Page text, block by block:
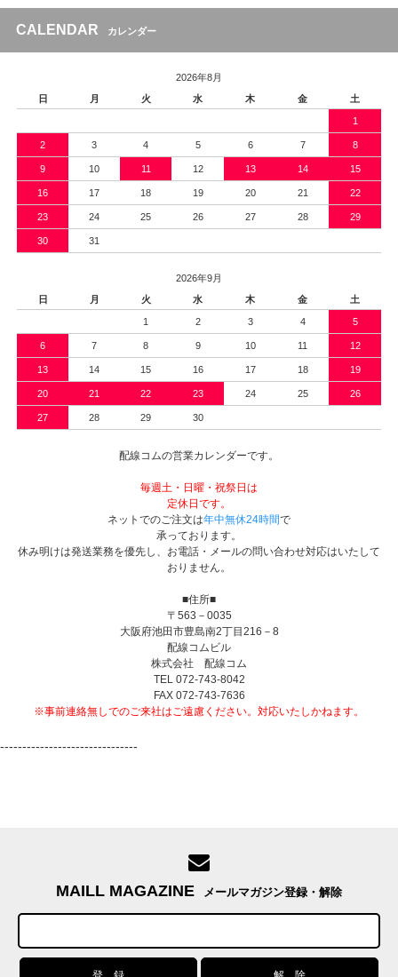
CALENDAR カレンダー
2026年8月
日
月 火 水 木 金 土
1
2 3 4 5 6 7 8
9 10 11 12 13 14 15
16 17 18 19 20 21 22
23 24 25 26 27 28 29
30 31
2026年9月
日
月 火 水 木 金 土
1 2 3 4 5
6 7 8 9 10 11 12
13 14 15 16 17 18 19
20 21 22 23 24 25 26
27 28 29 30
配線コムの営業カレンダーです。
毎週土・日曜・祝祭日は
定休日です。
ネットでのご注文は年中無休24時間で
承っております。
休み明けは発送業務を優先し、お電話・メールの問い合わせ対応はいたして
おりません。
■住所■
〒563－0035
大阪府池田市豊島南2丁目216－8
配線コムビル
株式会社 配線コム
TEL 072-743-8042
FAX 072-743-7636
※事前連絡無しでのご来社はご遠慮ください。対応いたしかねます。
-------------------------------
MAILL MAGAZINE メールマガジン登録・解除